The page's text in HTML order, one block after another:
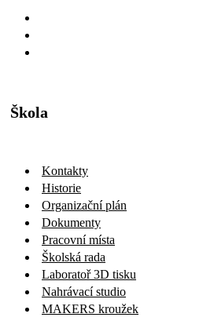
Škola
Kontakty
Historie
Organizační plán
Dokumenty
Pracovní místa
Školská rada
Laboratoř 3D tisku
Nahrávací studio
MAKERS kroužek